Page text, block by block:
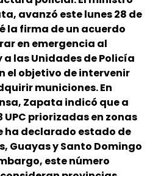
avanzó este lunes 28 de
la firma de un acuerdo
en emergencia al
las Unidades de Policía
el objetivo de intervenir
municiones. En
Zapata indicó que a
priorizadas en zonas
ha declarado estado de
Guayas y Santo Domingo
este número